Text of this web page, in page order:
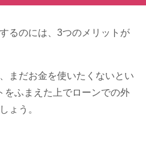
るのには、 3つのメリットが
まだお金を使いたくないとい
をふまえた上でローンでの外
ょう。